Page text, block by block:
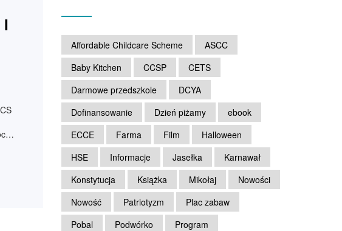
I
Affordable Childcare Scheme
ASCC
Baby Kitchen
CCSP
CETS
Darmowe przedszkole
DCYA
Dofinansowanie
Dzień piżamy
ebook
ECCE
Farma Film
Halloween
HSE
Informacje Jasełka
Karnawał
Konstytucja
Książka Mikołaj
Nowości
Nowość
Patriotyzm
Plac zabaw
Pobal
Podwórko Program